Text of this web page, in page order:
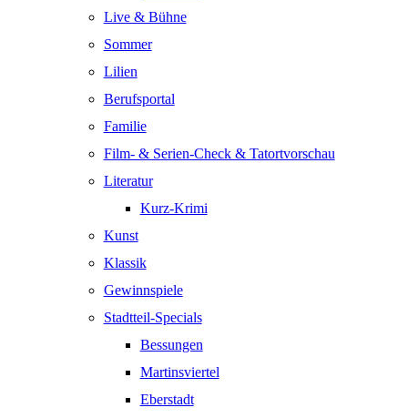
Live & Bühne
Sommer
Lilien
Berufsportal
Familie
Film- & Serien-Check & Tatortvorschau
Literatur
Kurz-Krimi
Kunst
Klassik
Gewinnspiele
Stadtteil-Specials
Bessungen
Martinsviertel
Eberstadt